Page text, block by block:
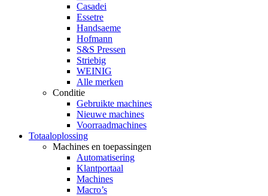
Casadei
Essetre
Handsaeme
Hofmann
S&S Pressen
Striebig
WEINIG
Alle merken
Conditie
Gebruikte machines
Nieuwe machines
Voorraadmachines
Totaaloplossing
Machines en toepassingen
Automatisering
Klantportaal
Machines
Macro’s